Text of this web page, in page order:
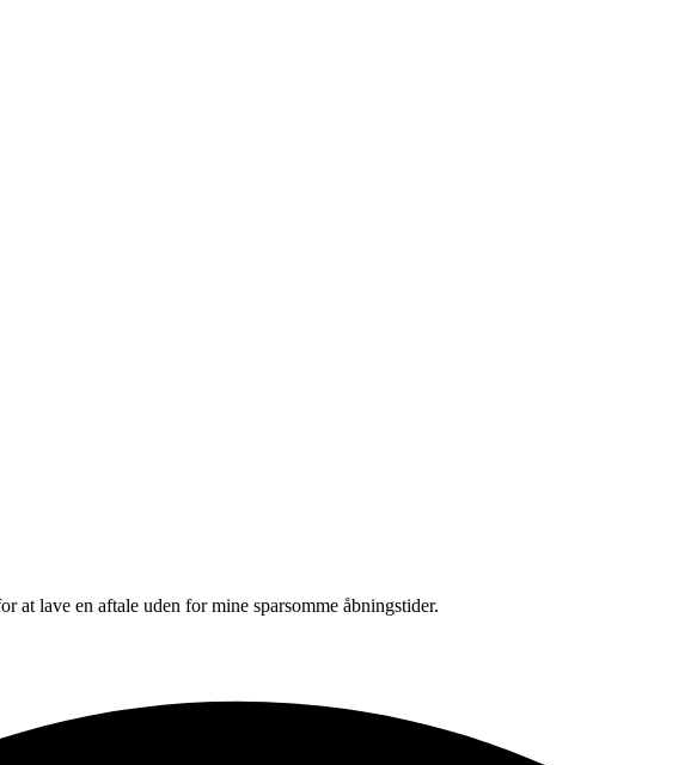
lave en aftale uden for mine sparsomme åbningstider.